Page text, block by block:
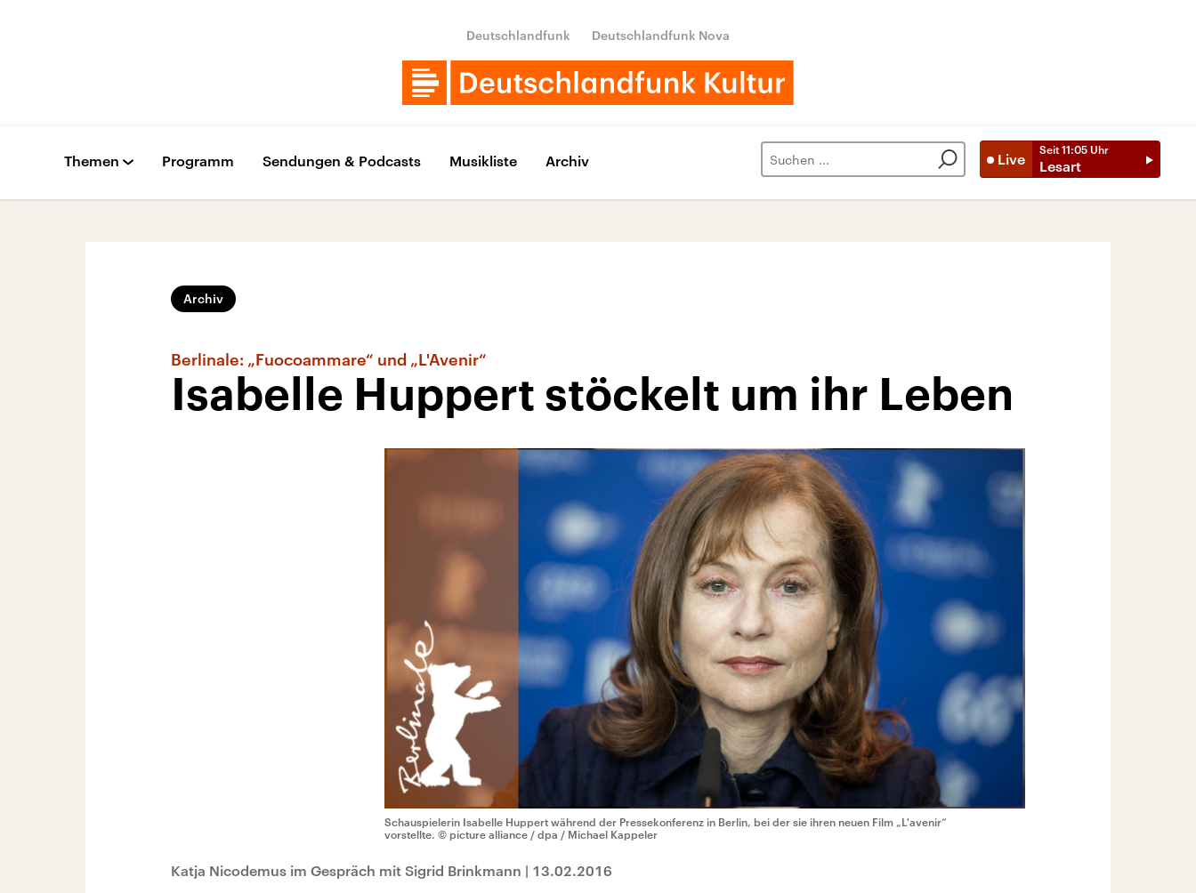
Deutschlandfunk Deutschlandfunk Nova
Live
Seit 11:05 Uhr
Lesart
Themen Programm Sendungen & Podcasts Musikliste Archiv
Archiv
Berlinale: „Fuocoammare“ und „L'Avenir“
Isabelle Huppert stöckelt um ihr Leben
Schauspielerin Isabelle Huppert während der Pressekonferenz in Berlin, bei der sie ihren neuen Film „L'avenir“
vorstellte. © picture alliance / dpa / Michael Kappeler
Katja Nicodemus im Gespräch mit Sigrid Brinkmann | 13.02.2016